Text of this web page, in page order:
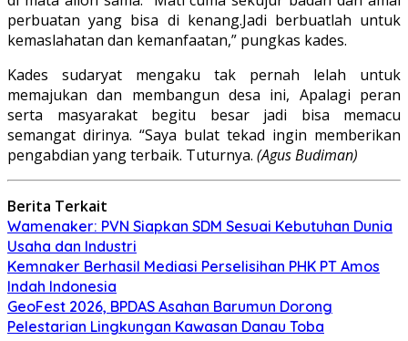
perbuatan yang bisa di kenang.Jadi berbuatlah untuk
kemaslahatan dan kemanfaatan,” pungkas kades.
Kades sudaryat mengaku tak pernah lelah untuk
memajukan dan membangun desa ini, Apalagi peran
serta masyarakat begitu besar jadi bisa memacu
semangat dirinya. “Saya bulat tekad ingin memberikan
pengabdian yang terbaik. Tuturnya. (Agus Budiman)
Berita Terkait
Wamenaker: PVN Siapkan SDM Sesuai Kebutuhan Dunia
Usaha dan Industri
Kemnaker Berhasil Mediasi Perselisihan PHK PT Amos
Indah Indonesia
GeoFest 2026, BPDAS Asahan Barumun Dorong
Pelestarian Lingkungan Kawasan Danau Toba